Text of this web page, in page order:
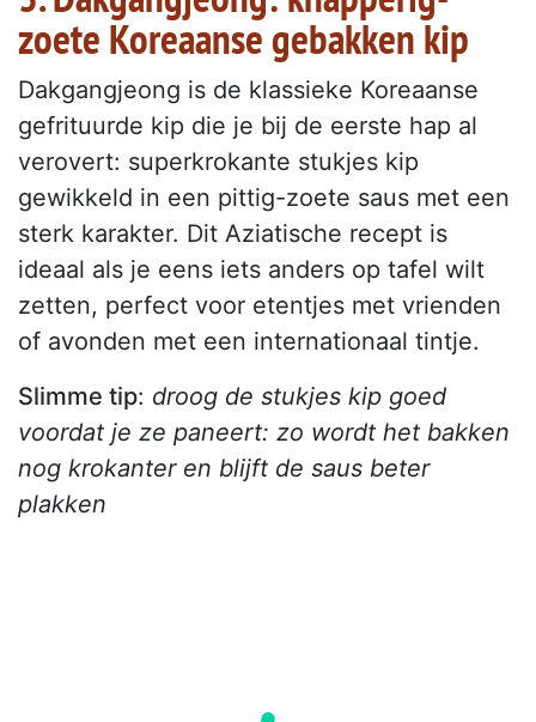
zoete Koreaanse gebakken kip
Dakgangjeong is de klassieke Koreaanse
gefrituurde kip die je bij de eerste hap al
verovert: superkrokante stukjes kip
gewikkeld in een pittig-zoete saus met een
sterk karakter. Dit Aziatische recept is
ideaal als je eens iets anders op tafel wilt
zetten, perfect voor etentjes met vrienden
of avonden met een internationaal tintje.
Slimme tip: droog de stukjes kip goed
voordat je ze paneert: zo wordt het bakken
nog krokanter en blijft de saus beter
plakken